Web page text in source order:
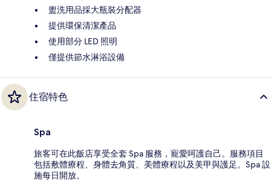
盥洗用品採大瓶裝分配器
提供環保清潔產品
使用部分 LED 照明
僅提供節水淋浴設備
住宿特色
Spa
旅客可在此飯店享受全套 Spa 服務，寵愛呵護自己。服務項目
包括敷體療程、身體去角質、美體療程以及美甲與護足。Spa 設
施每日開放。